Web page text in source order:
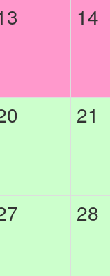
14
21
28